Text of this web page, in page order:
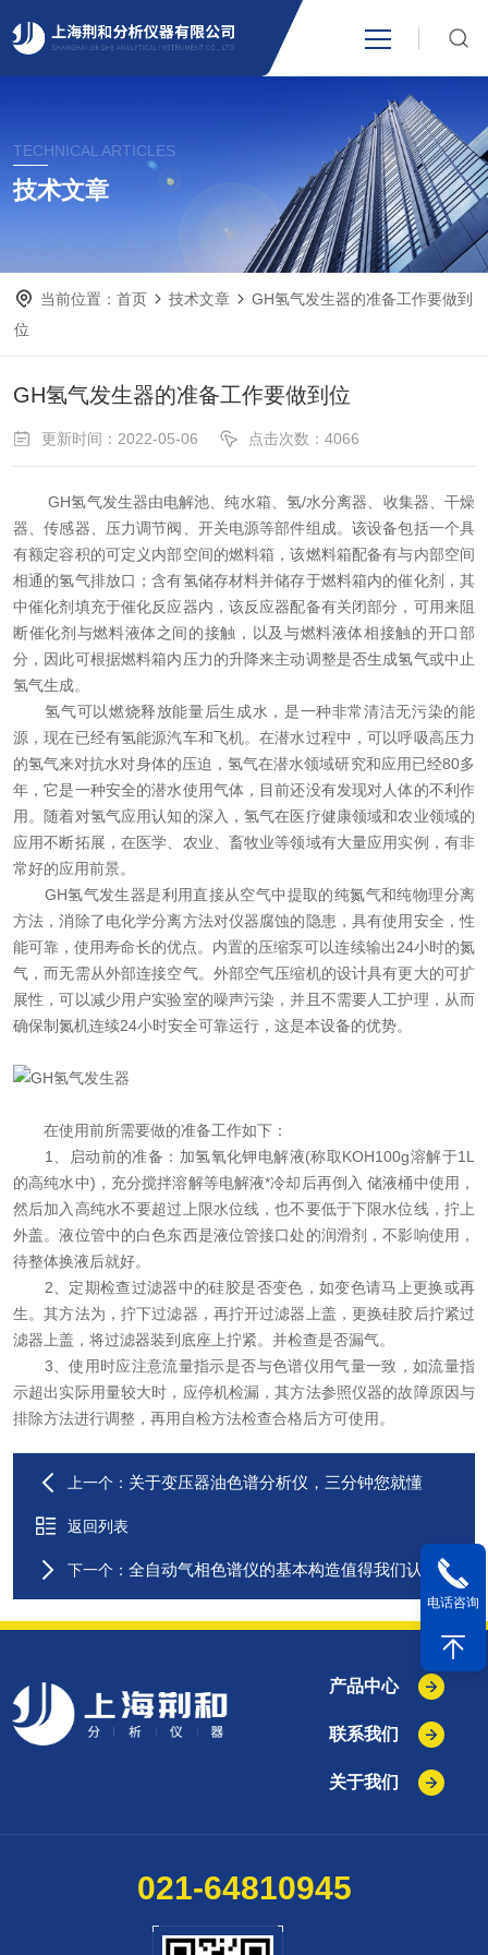
关于我们
新闻资讯
视频中心
资料下载
在线留言
联系我们
TECHNICAL ARTICLES
技术文章
当前位置：首页 技术文章
GH氢气发生器的准备工作要做到
位
GH氢气发生器的准备工作要做到位
更新时间：2022-05-06 点击次数：4066
GH氢气发生器由电解池、纯水箱、氢/水分离器、收集器、干燥
器、传感器、压力调节阀、开关电源等部件组成。该设备包括一个具
有额定容积的可定义内部空间的燃料箱，该燃料箱配备有与内部空间
相通的氢气排放口；含有氢储存材料并储存于燃料箱内的催化剂，其
中催化剂填充于催化反应器内，该反应器配备有关闭部分，可用来阻
断催化剂与燃料液体之间的接触，以及与燃料液体相接触的开口部
分，因此可根据燃料箱内压力的升降来主动调整是否生成氢气或中止
氢气生成。
氢气可以燃烧释放能量后生成水，是一种非常清洁无污染的能
源，现在已经有氢能源汽车和飞机。在潜水过程中，可以呼吸高压力
的氢气来对抗水对身体的压迫，氢气在潜水领域研究和应用已经80多
年，它是一种安全的潜水使用气体，目前还没有发现对人体的不利作
用。随着对氢气应用认知的深入，氢气在医疗健康领域和农业领域的
应用不断拓展，在医学、农业、畜牧业等领域有大量应用实例，有非
常好的应用前景。
GH氢气发生器是利用直接从空气中提取的纯氮气和纯物理分离
方法，消除了电化学分离方法对仪器腐蚀的隐患，具有使用安全，性
能可靠，使用寿命长的优点。内置的压缩泵可以连续输出24小时的氮
气，而无需从外部连接空气。外部空气压缩机的设计具有更大的可扩
展性，可以减少用户实验室的噪声污染，并且不需要人工护理，从而
确保制氮机连续24小时安全可靠运行，这是本设备的优势。
在使用前所需要做的准备工作如下：
1、启动前的准备：加氢氧化钾电解液(称取KOH100g溶解于1L
的高纯水中)，充分搅拌溶解等电解液*冷却后再倒入 储液桶中使用，
然后加入高纯水不要超过上限水位线，也不要低于下限水位线，拧上
外盖。液位管中的白色东西是液位管接口处的润滑剂，不影响使用，
待整体换液后就好。
2、定期检查过滤器中的硅胶是否变色，如变色请马上更换或再
生。其方法为，拧下过滤器，再拧开过滤器上盖，更换硅胶后拧紧过
滤器上盖，将过滤器装到底座上拧紧。并检查是否漏气。
3、使用时应注意流量指示是否与色谱仪用气量一致，如流量指
示超出实际用量较大时，应停机检漏，其方法参照仪器的故障原因与
排除方法进行调整，再用自检方法检查合格后方可使用。
上一个： 关于变压器油色谱分析仪，三分钟您就懂
返回列表
下一个： 全自动气相色谱仪的基本构造值得我们认真了解下
产品中心
联系我们
关于我们
021-64810945
电话咨询